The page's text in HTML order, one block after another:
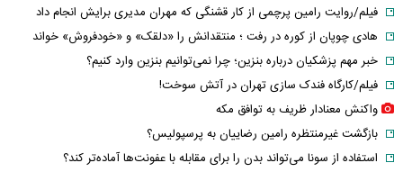
فیلم/روایت رامین پرچمی از کار قشنگی که مهران مدیری برایش انجام داد
هادی چوپان از کوره در رفت ؛ منتقدانش را «دلقک» و «خودفروش» خواند
خبر مهم پزشکیان درباره بنزین؛ چرا نمی‌توانیم بنزین وارد کنیم؟
فیلم/کارگاه فندک سازی تهران در آتش سوخت!
واکنش معنادار ظریف به توافق مکه
بازگشت غیرمنتظره رامین رضاییان به پرسپولیس؟
استفاده از سونا می‌تواند بدن را برای مقابله با عفونت‌ها آماده‌تر کند؟